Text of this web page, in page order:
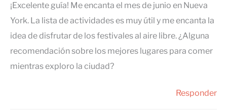
¡Excelente guía! Me encanta el mes de junio en Nueva
York. La lista de actividades es muy útil y me encanta la
idea de disfrutar de los festivales al aire libre. ¿Alguna
recomendación sobre los mejores lugares para comer
mientras exploro la ciudad?
Responder